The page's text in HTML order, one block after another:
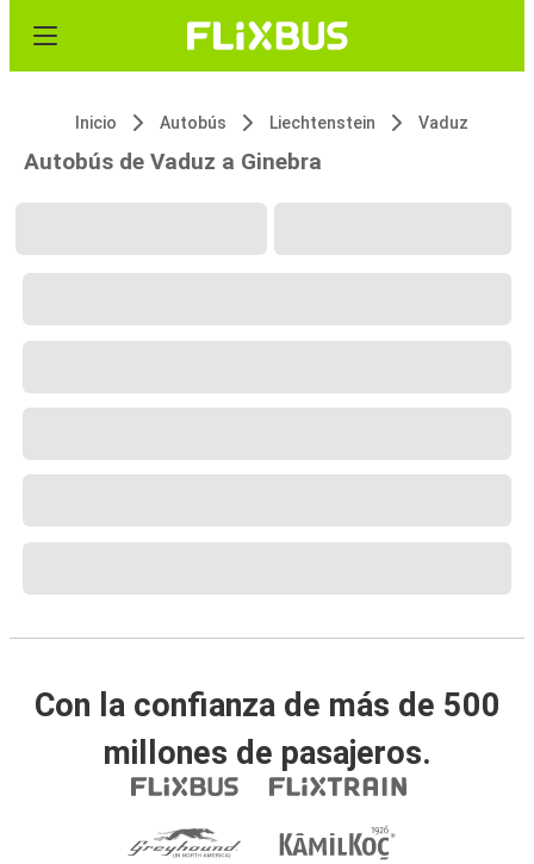
Inicio Autobús Liechtenstein Vaduz
Autobús de Vaduz a Ginebra
Con la confianza de más de 500
millones de pasajeros.